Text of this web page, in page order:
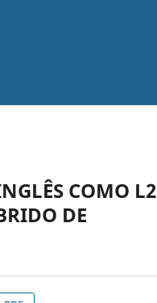
COMO L2
DE